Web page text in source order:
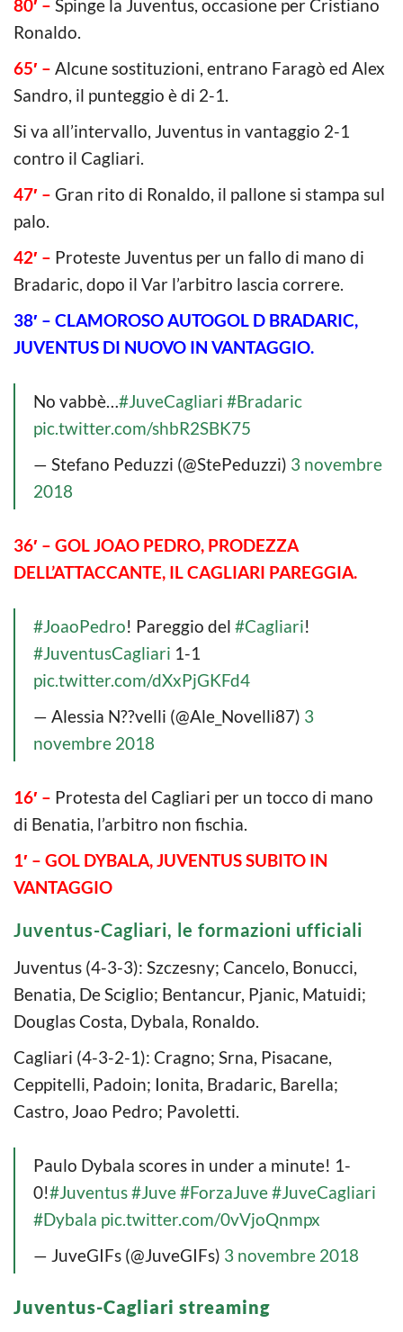
80′ – Spinge la Juventus, occasione per Cristiano
Ronaldo.
65′ – Alcune sostituzioni, entrano Faragò ed Alex
Sandro, il punteggio è di 2-1.
Si va all’intervallo, Juventus in vantaggio 2-1
contro il Cagliari.
47′ – Gran rito di Ronaldo, il pallone si stampa sul
palo.
42′ – Proteste Juventus per un fallo di mano di
Bradaric, dopo il Var l’arbitro lascia correre.
38′ – CLAMOROSO AUTOGOL D BRADARIC,
JUVENTUS DI NUOVO IN VANTAGGIO.
No vabbè…#JuveCagliari #Bradaric
pic.twitter.com/shbR2SBK75
— Stefano Peduzzi (@StePeduzzi) 3 novembre
2018
36′ – GOL JOAO PEDRO, PRODEZZA
DELL’ATTACCANTE, IL CAGLIARI PAREGGIA.
#JoaoPedro! Pareggio del #Cagliari!
#JuventusCagliari 1-1
pic.twitter.com/dXxPjGKFd4
— Alessia N??velli (@Ale_Novelli87) 3
novembre 2018
16′ – Protesta del Cagliari per un tocco di mano
di Benatia, l’arbitro non fischia.
1′ – GOL DYBALA, JUVENTUS SUBITO IN
VANTAGGIO
Juventus-Cagliari, le formazioni ufficiali
Juventus (4-3-3): Szczesny; Cancelo, Bonucci,
Benatia, De Sciglio; Bentancur, Pjanic, Matuidi;
Douglas Costa, Dybala, Ronaldo.
Cagliari (4-3-2-1): Cragno; Srna, Pisacane,
Ceppitelli, Padoin; Ionita, Bradaric, Barella;
Castro, Joao Pedro; Pavoletti.
Paulo Dybala scores in under a minute! 1-
0!#Juventus#Juve#ForzaJuve#JuveCagliari
#Dybala pic.twitter.com/0vVjoQnmpx
— JuveGIFs (@JuveGIFs) 3 novembre 2018
Juventus-Cagliari streaming